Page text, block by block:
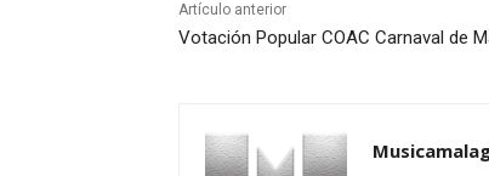
Artículo anterior
Votación Popular COAC Carnaval de